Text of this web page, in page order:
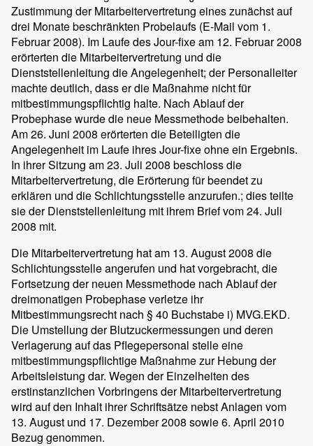
Zustimmung der Mitarbeitervertretung eines zunächst auf
drei Monate beschränkten Probelaufs (E-Mail vom 1.
Februar 2008). Im Laufe des Jour-fixe am 12. Februar 2008
erörterten die Mitarbeitervertretung und die
Dienststellenleitung die Angelegenheit; der Personalleiter
machte deutlich, dass er die Maßnahme nicht für
mitbestimmungspflichtig halte. Nach Ablauf der
Probephase wurde die neue Messmethode beibehalten.
Am 26. Juni 2008 erörterten die Beteiligten die
Angelegenheit im Laufe ihres Jour-fixe ohne ein Ergebnis.
In ihrer Sitzung am 23. Juli 2008 beschloss die
Mitarbeitervertretung, die Erörterung für beendet zu
erklären und die Schlichtungsstelle anzurufen.; dies teilte
sie der Dienststellenleitung mit ihrem Brief vom 24. Juli
2008 mit.
Die Mitarbeitervertretung hat am 13. August 2008 die
Schlichtungsstelle angerufen und hat vorgebracht, die
Fortsetzung der neuen Messmethode nach Ablauf der
dreimonatigen Probephase verletze ihr
Mitbestimmungsrecht nach § 40 Buchstabe i) MVG.EKD.
Die Umstellung der Blutzuckermessungen und deren
Verlagerung auf das Pflegepersonal stelle eine
mitbestimmungspflichtige Maßnahme zur Hebung der
Arbeitsleistung dar. Wegen der Einzelheiten des
erstinstanzlichen Vorbringens der Mitarbeitervertretung
wird auf den Inhalt ihrer Schriftsätze nebst Anlagen vom
13. August und 17. Dezember 2008 sowie 6. April 2010
Bezug genommen.